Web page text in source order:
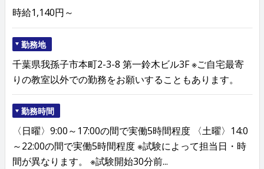
時給1,140円～
勤務地
千葉県我孫子市本町2-3-8 第一鈴木ビル3F ※ご自宅最寄
りの教室以外での勤務をお願いすることもあります。
勤務時間
〈日曜〉9:00～17:00の間で実働5時間程度 〈土曜〉14:0
～22:00の間で実働5時間程度 ※試験によって担当日・時
間が異なります。 ※試験開始30分前...